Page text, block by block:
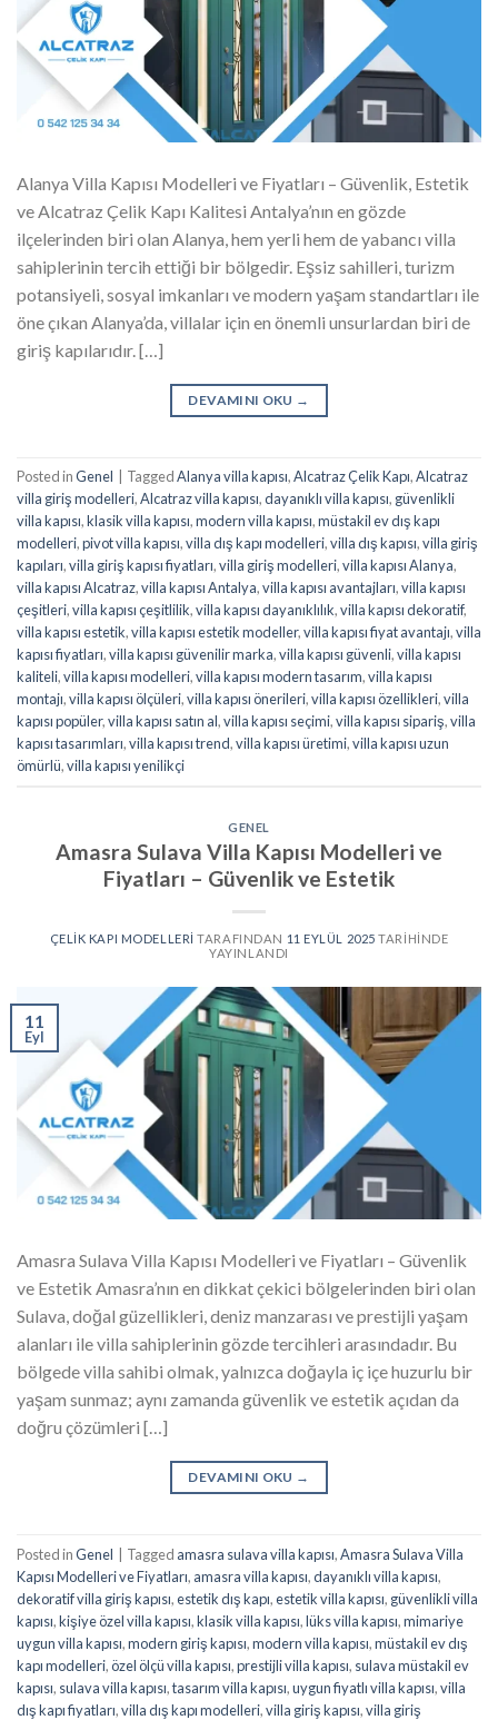
Alanya Villa Kapısı Modelleri ve Fiyatları – Güvenlik, Estetik
ve Alcatraz Çelik Kapı Kalitesi Antalya’nın en gözde
ilçelerinden biri olan Alanya, hem yerli hem de yabancı villa
sahiplerinin tercih ettiği bir bölgedir. Eşsiz sahilleri, turizm
potansiyeli, sosyal imkanları ve modern yaşam standartları ile
öne çıkan Alanya’da, villalar için en önemli unsurlardan biri de
giriş kapılarıdır. […]
DEVAMINI OKU →
Posted inGenel TaggedAlanya villa kapısı,Alcatraz Çelik Kapı,Alcatraz
villa giriş modelleri,Alcatraz villa kapısı,dayanıklı villa kapısı, güvenlikli
villa kapısı,klasik villa kapısı,modern villa kapısı,müstakil ev dış kapı
modelleri,pivot villa kapısı,villa dış kapı modelleri,villa dış kapısı,villa giriş
kapıları,villa giriş kapısı fiyatları,villa giriş modelleri,villa kapısı Alanya,
villa kapısı Alcatraz,villa kapısı Antalya,villa kapısı avantajları,villa kapısı
çeşitleri,villa kapısı çeşitlilik,villa kapısı dayanıklılık,villa kapısı dekoratif,
villa kapısı estetik,villa kapısı estetik modeller,villa kapısı fiyat avantajı,villa
kapısı fiyatları,villa kapısı güvenilir marka,villa kapısı güvenli,villa kapısı
kaliteli,villa kapısı modelleri,villa kapısı modern tasarım,villa kapısı
montajı,villa kapısı ölçüleri,villa kapısı önerileri,villa kapısı özellikleri,villa
kapısı popüler,villa kapısı satın al,villa kapısı seçimi,villa kapısı sipariş,villa
kapısı tasarımları,villa kapısı trend,villa kapısı üretimi,villa kapısı uzun
ömürlü,villa kapısı yenilikçi
GENEL
Amasra Sulava Villa Kapısı Modelleri ve
Fiyatları – Güvenlik ve Estetik
ÇELIK KAPI MODELLERI TARAFINDAN 11 EYLÜL 2025 TARIHINDE
YAYINLANDI
11
Eyl
Amasra Sulava Villa Kapısı Modelleri ve Fiyatları – Güvenlik
ve Estetik Amasra’nın en dikkat çekici bölgelerinden biri olan
Sulava, doğal güzellikleri, deniz manzarası ve prestijli yaşam
alanları ile villa sahiplerinin gözde tercihleri arasındadır. Bu
bölgede villa sahibi olmak, yalnızca doğayla iç içe huzurlu bir
yaşam sunmaz; aynı zamanda güvenlik ve estetik açıdan da
doğru çözümleri […]
DEVAMINI OKU →
Posted inGenel Tagged amasra sulava villa kapısı,Amasra Sulava Villa
Kapısı Modelleri ve Fiyatları, amasra villa kapısı,dayanıklı villa kapısı,
dekoratif villa giriş kapısı,estetik dış kapı,estetik villa kapısı, güvenlikli villa
kapısı,kişiye özel villa kapısı,klasik villa kapısı,lüks villa kapısı,mimariye
uygun villa kapısı,modern giriş kapısı,modern villa kapısı,müstakil ev dış
kapı modelleri,özel ölçü villa kapısı,prestijli villa kapısı, sulava müstakil ev
kapısı, sulava villa kapısı,tasarım villa kapısı,uygun fiyatlı villa kapısı,villa
dış kapı fiyatları,villa dış kapı modelleri,villa giriş kapısı,villa giriş